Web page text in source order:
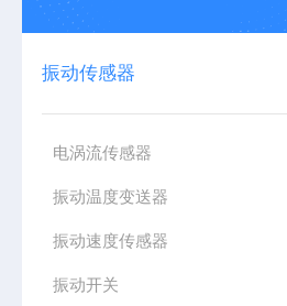
振动传感器
电涡流传感器
振动温度变送器
振动速度传感器
振动开关